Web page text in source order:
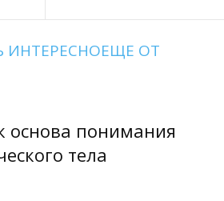
ИНТЕРЕСНОЕЩЕ ОТ
основа понимания
тела